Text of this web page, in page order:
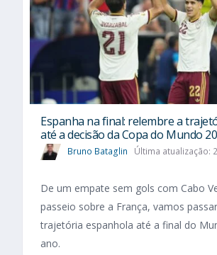
Espanha na final: relembre a
até a decisão da Copa do Mundo
Bruno Bataglin Última atualização:
De um empate sem gols com Cabo
passeio sobre a França, vamos
trajetória espanhola até a final do
ano.